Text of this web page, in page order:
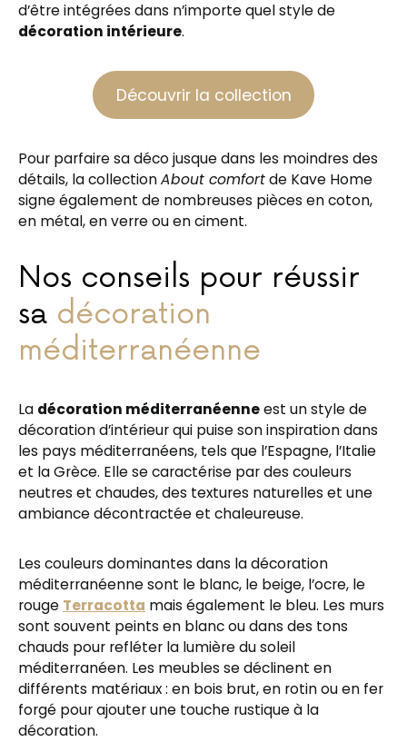
d’être intégrées dans n’importe quel style de
décoration intérieure.
Découvrir la collection
Pour parfaire sa déco jusque dans les moindres des
détails, la collectionAbout comfortde Kave Home
signe également de nombreuses pièces en coton,
en métal, en verre ou en ciment.
Nos conseils pour réussir
sa décoration
méditerranéenne
La décoration méditerranéenneest un style de
décoration d’intérieur qui puise son inspiration dans
les pays méditerranéens, tels que l’Espagne, l’Italie
et la Grèce. Elle se caractérise par des couleurs
neutres et chaudes, des textures naturelles et une
ambiance décontractée et chaleureuse.
Les couleurs dominantes dans la décoration
méditerranéenne sont le blanc, le beige, l’ocre, le
rouge Terracotta mais également le bleu. Les murs
sont souvent peints en blanc ou dans des tons
chauds pour refléter la lumière du soleil
méditerranéen. Les meubles se déclinent en
différents matériaux : en bois brut, en rotin ou en fer
forgé pour ajouter une touche rustique à la
décoration.